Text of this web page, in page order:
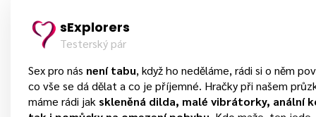
sExplorers
Testerský pár
Sex pro nás není tabu, když ho neděláme, rádi si o něm
co vše se dá dělat a co je příjemné. Hračky při našem
máme rádi jak skleněná dilda, malé vibrátorky, anální